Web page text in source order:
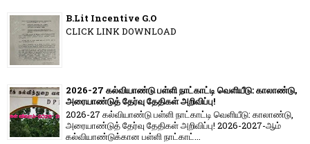
B.Lit Incentive G.O
CLICK LINK DOWNLOAD
2026-27 கல்வியாண்டு பள்ளி நாட்காட்டி வெளியீடு: காலாண்டு,
அரையாண்டுத் தேர்வு தேதிகள் அறிவிப்பு!
2026-27 கல்வியாண்டு பள்ளி நாட்காட்டி வெளியீடு: காலாண்டு,
அரையாண்டுத் தேர்வு தேதிகள் அறிவிப்பு! 2026-2027-ஆம்
கல்வியாண்டுக்கான பள்ளி நாட்காட்...